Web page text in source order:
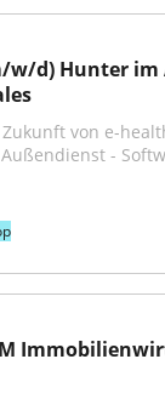
w/d) Hunter
von e-
-